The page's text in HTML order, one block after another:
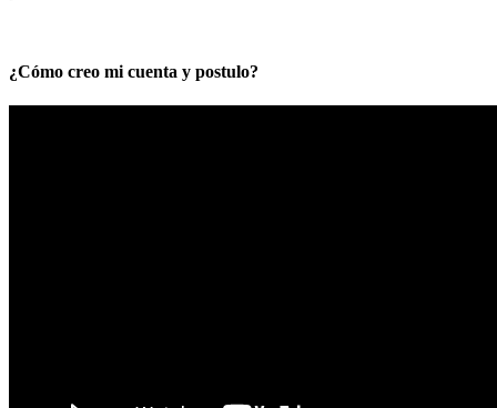
¿Cómo creo mi cuenta y postulo?